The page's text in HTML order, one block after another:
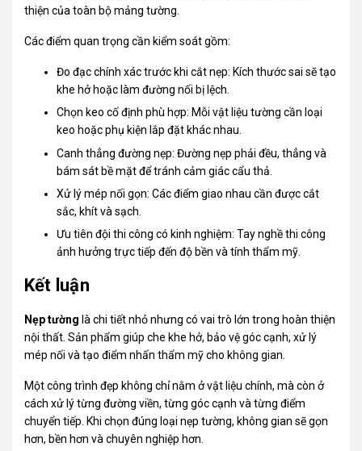
thiện của toàn bộ mảng tường.
Các điểm quan trọng cần kiểm soát gồm:
Đo đạc chính xác trước khi cắt nẹp: Kích thước sai sẽ tạo
khe hở hoặc làm đường nối bị lệch.
Chọn keo cố định phù hợp: Mỗi vật liệu tường cần loại
keo hoặc phụ kiện lắp đặt khác nhau.
Canh thẳng đường nẹp: Đường nẹp phải đều, thẳng và
bám sát bề mặt để tránh cảm giác cẩu thả.
Xử lý mép nối gọn: Các điểm giao nhau cần được cắt
sắc, khít và sạch.
Ưu tiên đội thi công có kinh nghiệm: Tay nghề thi công
ảnh hưởng trực tiếp đến độ bền và tính thẩm mỹ.
Kết luận
Nẹp tường là chi tiết nhỏ nhưng có vai trò lớn trong hoàn thiện
nội thất. Sản phẩm giúp che khe hở, bảo vệ góc cạnh, xử lý
mép nối và tạo điểm nhấn thẩm mỹ cho không gian.
Một công trình đẹp không chỉ nằm ở vật liệu chính, mà còn ở
cách xử lý từng đường viền, từng góc cạnh và từng điểm
chuyển tiếp. Khi chọn đúng loại nẹp tường, không gian sẽ gọn
hơn, bền hơn và chuyên nghiệp hơn.